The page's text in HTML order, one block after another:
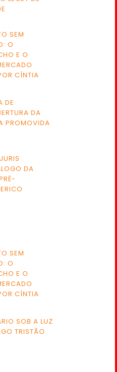
SEM
O
E O
CÍNTIA
DE
DA
PROMOVIDA
DA
SEM
O
E O
CÍNTIA
SOB A LUZ
TRISTÃO